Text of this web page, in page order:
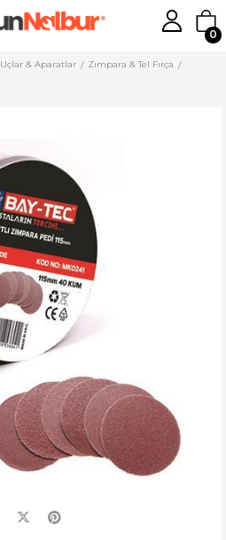
0
Uçlar & Aparatlar Zımpara & Tel Fırça